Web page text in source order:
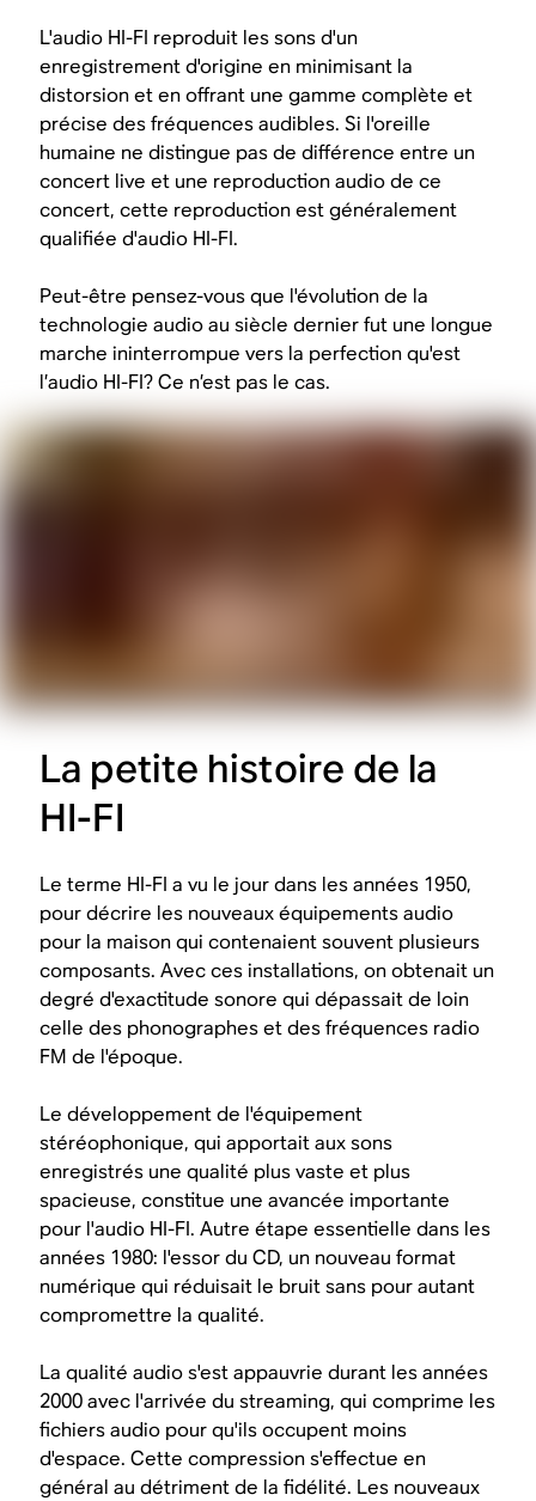
L'audio HI-FI reproduit les sons d'un
enregistrement d'origine en minimisant la
distorsion et en offrant une gamme complète et
précise des fréquences audibles. Si l'oreille
humaine ne distingue pas de différence entre un
concert live et une reproduction audio de ce
concert, cette reproduction est généralement
qualifiée d'audio HI-FI.
Peut-être pensez-vous que l'évolution de la
technologie audio au siècle dernier fut une longue
marche ininterrompue vers la perfection qu'est
l’audio HI-FI? Ce n’est pas le cas.
La petite histoire de la
HI-FI
Le terme HI-FI a vu le jour dans les années 1950,
pour décrire les nouveaux équipements audio
pour la maison qui contenaient souvent plusieurs
composants. Avec ces installations, on obtenait un
degré d'exactitude sonore qui dépassait de loin
celle des phonographes et des fréquences radio
FM de l'époque.
Le développement de l'équipement
stéréophonique, qui apportait aux sons
enregistrés une qualité plus vaste et plus
spacieuse, constitue une avancée importante
pour l'audio HI-FI. Autre étape essentielle dans les
années 1980: l'essor du CD, un nouveau format
numérique qui réduisait le bruit sans pour autant
compromettre la qualité.
La qualité audio s'estappauvrie durant les années
2000 avec l'arrivée du streaming, qui comprime les
fichiers audio pour qu'ils occupent moins
d'espace. Cette compression s'effectue en
général au détriment de la fidélité. Les nouveaux